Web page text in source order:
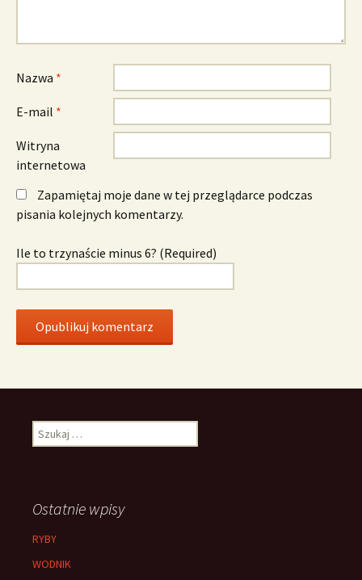
Nazwa *
E-mail *
Witryna
internetowa
Zapamiętaj moje dane w tej przeglądarce podczas
pisania kolejnych komentarzy.
Ile to trzynaście minus 6? (Required)
Szukaj:
Ostatnie wpisy
RYBY
WODNIK